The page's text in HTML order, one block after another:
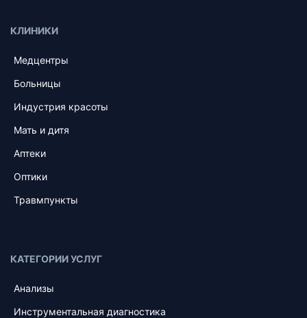
КЛИНИКИ
Медцентры
Больницы
Индустрия красоты
Мать и дитя
Аптеки
Оптики
Травмпункты
КАТЕГОРИИ УСЛУГ
Анализы
Инструментальная диагностика